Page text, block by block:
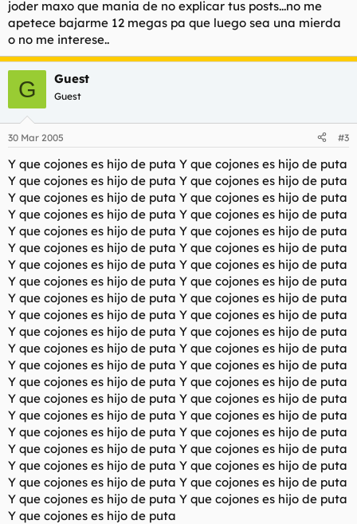
joder maxo que mania de no explicar tus posts...no me
apetece bajarme 12 megas pa que luego sea una mierda
o no me interese..
G Guest
Guest
30 Mar 2005 #3
Y que cojones es hijo de puta Y que cojones es hijo de puta
Y que cojones es hijo de puta Y que cojones es hijo de puta
Y que cojones es hijo de puta Y que cojones es hijo de puta
Y que cojones es hijo de puta Y que cojones es hijo de puta
Y que cojones es hijo de puta Y que cojones es hijo de puta
Y que cojones es hijo de puta Y que cojones es hijo de puta
Y que cojones es hijo de puta Y que cojones es hijo de puta
Y que cojones es hijo de puta Y que cojones es hijo de puta
Y que cojones es hijo de puta Y que cojones es hijo de puta
Y que cojones es hijo de puta Y que cojones es hijo de puta
Y que cojones es hijo de puta Y que cojones es hijo de puta
Y que cojones es hijo de puta Y que cojones es hijo de puta
Y que cojones es hijo de puta Y que cojones es hijo de puta
Y que cojones es hijo de puta Y que cojones es hijo de puta
Y que cojones es hijo de puta Y que cojones es hijo de puta
Y que cojones es hijo de puta Y que cojones es hijo de puta
Y que cojones es hijo de puta Y que cojones es hijo de puta
Y que cojones es hijo de puta Y que cojones es hijo de puta
Y que cojones es hijo de puta Y que cojones es hijo de puta
Y que cojones es hijo de puta Y que cojones es hijo de puta
Y que cojones es hijo de puta Y que cojones es hijo de puta
Y que cojones es hijo de puta